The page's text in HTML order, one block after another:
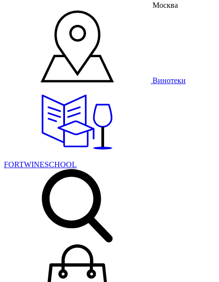
Москва
Винотеки
FORTWINESCHOOL